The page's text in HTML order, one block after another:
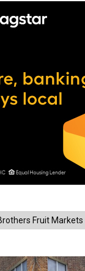
Fruit Markets